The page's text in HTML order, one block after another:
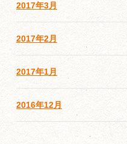
2017年3月
2017年2月
2017年1月
2016年12月